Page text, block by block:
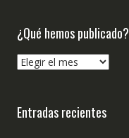
¿Qué hemos publicado?
¿Qué
Entradas recientes